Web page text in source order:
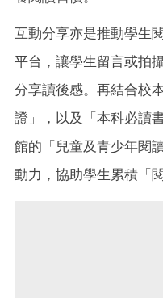
互動分享亦是推動學生
平台，讓學生留言或拍
分享讀後感。再結合校
證」
，以及「本科必讀
館的「兒童及青少年閱
動力，協助學生累積「